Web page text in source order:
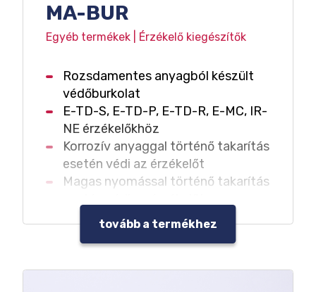
MA-BUR
Egyéb termékek | Érzékelő kiegészítők
Rozsdamentes anyagból készült
védőburkolat
E-TD-S, E-TD-P, E-TD-R, E-MC, IR-
NE érzékelőkhöz
Korrozív anyaggal történő takarítás
esetén védi az érzékelőt
Magas nyomással történő takarítás
tovább a termékhez